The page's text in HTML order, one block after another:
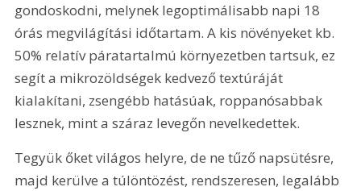
gondoskodni, melynek legoptimálisabb napi 18
órás megvilágítási időtartam. A kis növényeket kb.
50% relatív páratartalmú környezetben tartsuk, ez
segít a mikrozöldségek kedvező textúráját
kialakítani, zsengébb hatásúak, roppanósabbak
lesznek, mint a száraz levegőn nevelkedettek.
Tegyük őket világos helyre, de ne tűző napsütésre,
majd kerülve a túlöntözést, rendszeresen, legalább